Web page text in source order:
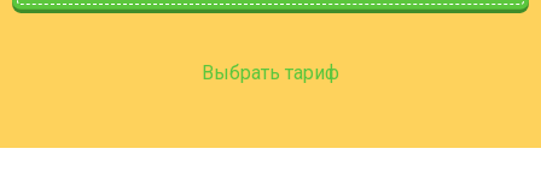
Выбрать тариф